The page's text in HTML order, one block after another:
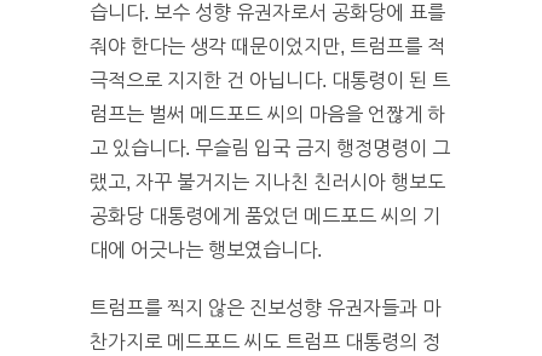
습니다. 보수 성향 유권자로서 공화당에 표를
줘야 한다는 생각 때문이었지만, 트럼프를 적
극적으로 지지한 건 아닙니다. 대통령이 된 트
럼프는 벌써 메드포드 씨의 마음을 언짢게 하
고 있습니다. 무슬림 입국 금지 행정명령이 그
랬고, 자꾸 불거지는 지나친 친러시아 행보도
공화당 대통령에게 품었던 메드포드 씨의 기
대에 어긋나는 행보였습니다.
트럼프를 찍지 않은 진보성향 유권자들과 마
찬가지로 메드포드 씨도 트럼프 대통령의 정